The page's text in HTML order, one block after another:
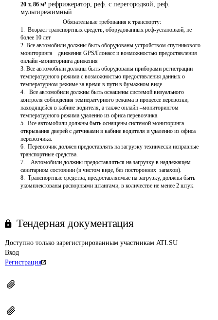
20 т, 86 м³ рефрижератор, реф. с перегородкой, реф.
мультирежимный
1.  Возраст транспортных средств, оборудованных реф-установкой, не
более 10 лет
2. Все автомобили должны быть оборудованы устройством спутникового
мониторинга    движения GPS/Глонасс и возможностью предоставления
онлайн -мониторинга движения
3. Все автомобили должны быть оборудованы приборами регистрации
температурного режима с возможностью предоставления данных о
температурном режиме за время в пути в бумажном виде.
4.   Все автомобили должны быть оснащены системой визуального
контроля соблюдения температурного режима в процессе перевозки,
находящейся в кабине водителя, а также онлайн –мониторингом
температурного режима удаленно из офиса перевозчика.
5.  Все автомобили должны быть оснащены системой мониторинга
открывания дверей с датчиками в кабине водителя и удаленно из офиса
перевозчика.
6.  Перевозчик должен предоставлять на загрузку технически исправные
транспортные средства.
7.    Автомобили должны предоставляться на загрузку в надлежащем
санитарном состоянии (в чистом виде, без посторонних  запахов).
8.  Транспортные средства, предоставляемые на загрузку, должны быть
укомплектованы распорными штангами, в количестве не менее 2 штук.
Тендерная документация
Доступно только зарегистрированным участникам ATI.SU
Вход
Регистрация